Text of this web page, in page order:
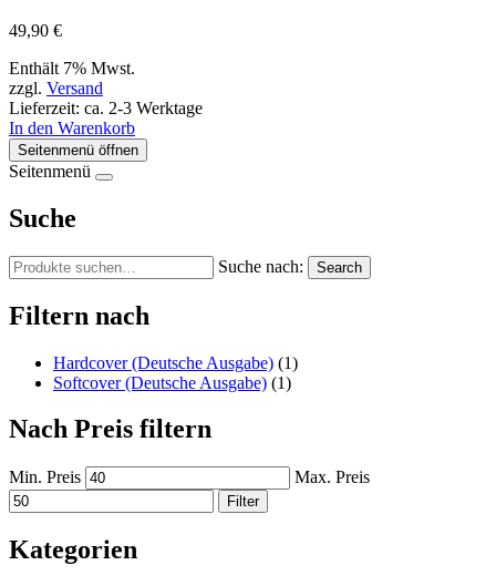
49,90 €
Enthält 7% Mwst.
zzgl. Versand
Lieferzeit: ca. 2-3 Werktage
In den Warenkorb
Seitenmenü öffnen
Seitenmenü
Suche
Suche nach: Search
Filtern nach
Hardcover (Deutsche Ausgabe) (1)
Softcover (Deutsche Ausgabe) (1)
Nach Preis filtern
Min. Preis Max. Preis
Filter
Kategorien